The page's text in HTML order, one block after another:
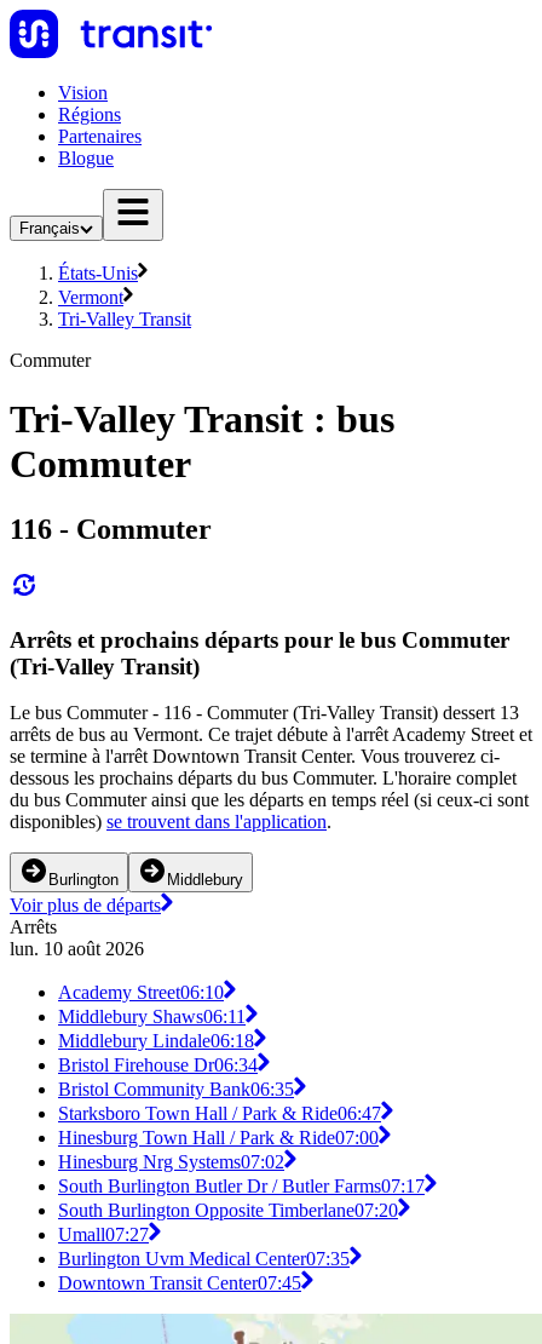
Vision
Régions
Partenaires
Blogue
Français
États-Unis
Vermont
Tri-Valley Transit
Commuter
Tri-Valley Transit : bus
Commuter
116 - Commuter
Arrêts et prochains départs pour le bus Commuter
(Tri-Valley Transit)
Le bus Commuter - 116 - Commuter (Tri-Valley Transit) dessert 13
arrêts de bus au Vermont. Ce trajet débute à l'arrêt Academy Street et
se termine à l'arrêt Downtown Transit Center. Vous trouverez ci-
dessous les prochains départs du bus Commuter. L'horaire complet
du bus Commuter ainsi que les départs en temps réel (si ceux-ci sont
disponibles) se trouvent dans l'application.
Burlington Middlebury
Voir plus de départs
Arrêts
lun. 10 août 2026
Academy Street06:10
Middlebury Shaws06:11
Middlebury Lindale06:18
Bristol Firehouse Dr06:34
Bristol Community Bank06:35
Starksboro Town Hall / Park & Ride06:47
Hinesburg Town Hall / Park & Ride07:00
Hinesburg Nrg Systems07:02
South Burlington Butler Dr / Butler Farms07:17
South Burlington Opposite Timberlane07:20
Umall07:27
Burlington Uvm Medical Center07:35
Downtown Transit Center07:45